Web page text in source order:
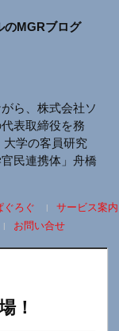
のMGRブログ
ら、株式会社ソ
表取締役を務
学の客員研究
民連携体」舟橋
ぐろぐ
サービス案内
お問い合せ
！